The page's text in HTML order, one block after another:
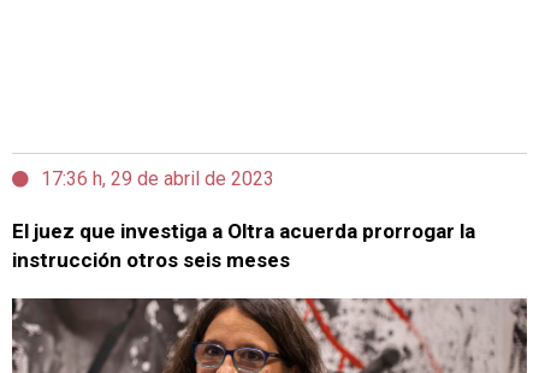
17:36 h, 29 de abril de 2023
El juez que investiga a Oltra acuerda prorrogar la
instrucción otros seis meses